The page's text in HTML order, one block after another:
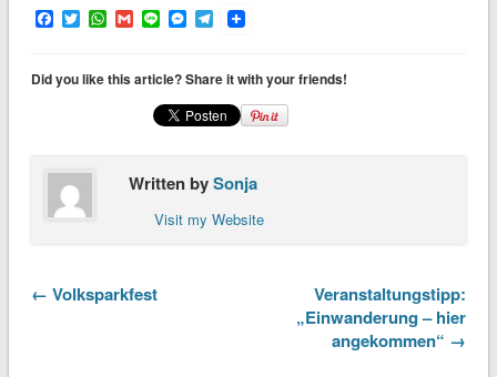
Facebook
TwitterWhatsApp
Gmail
LineMessenger
Telegram
Did you like this article? Share it with your friends!
Written bySonja
Visit my Website
← Volksparkfest
Veranstaltungstipp:
„Einwanderung – hier
angekommen“ →